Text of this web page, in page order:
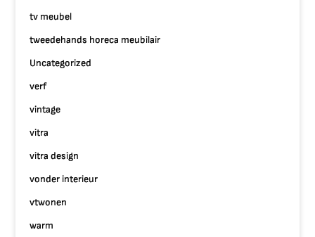
tv meubel
tweedehands horeca meubilair
Uncategorized
verf
vintage
vitra
vitra design
vonder interieur
vtwonen
warm